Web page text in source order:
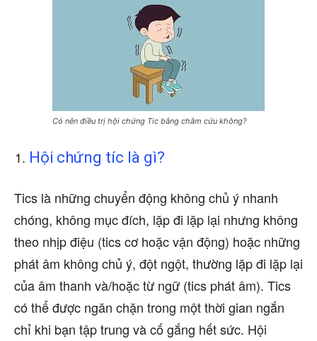
Có nên điều trị hội chứng Tic bằng châm cứu không?
Hội chứng tíc là gì?
Tics là những chuyển động không chủ ý nhanh
chóng, không mục đích, lặp đi lặp lại nhưng không
theo nhịp điệu (tics cơ hoặc vận động) hoặc những
phát âm không chủ ý, đột ngột, thường lặp đi lặp lại
của âm thanh và/hoặc từ ngữ (tics phát âm). Tics
có thể được ngăn chặn trong một thời gian ngắn
chỉ khi bạn tập trung và cố gắng hết sức. Hội